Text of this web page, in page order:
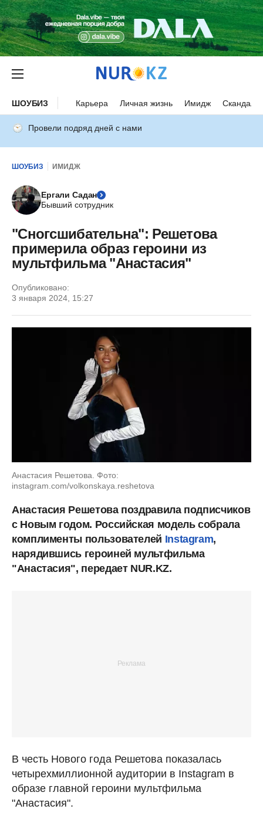
ШОУБИЗ Карьера Личная жизнь Имидж Скандалы
Провели подряд дней с нами
ШОУБИЗ ИМИДЖ
Ергали Садан
Бывший сотрудник
"Сногсшибательна": Решетова
примерила образ героини из
мультфильма "Анастасия"
Опубликовано:
3 января 2024, 15:27
Анастасия Решетова. Фото:
instagram.com/volkonskaya.reshetova
Анастасия Решетова поздравила подписчиков
с Новым годом. Российская модель собрала
комплименты пользователей Instagram,
нарядившись героиней мультфильма
"Анастасия", передает NUR.KZ.
В честь Нового года Решетова показалась
четырехмиллионной аудитории в Instagram в
образе главной героини мультфильма
"Анастасия".